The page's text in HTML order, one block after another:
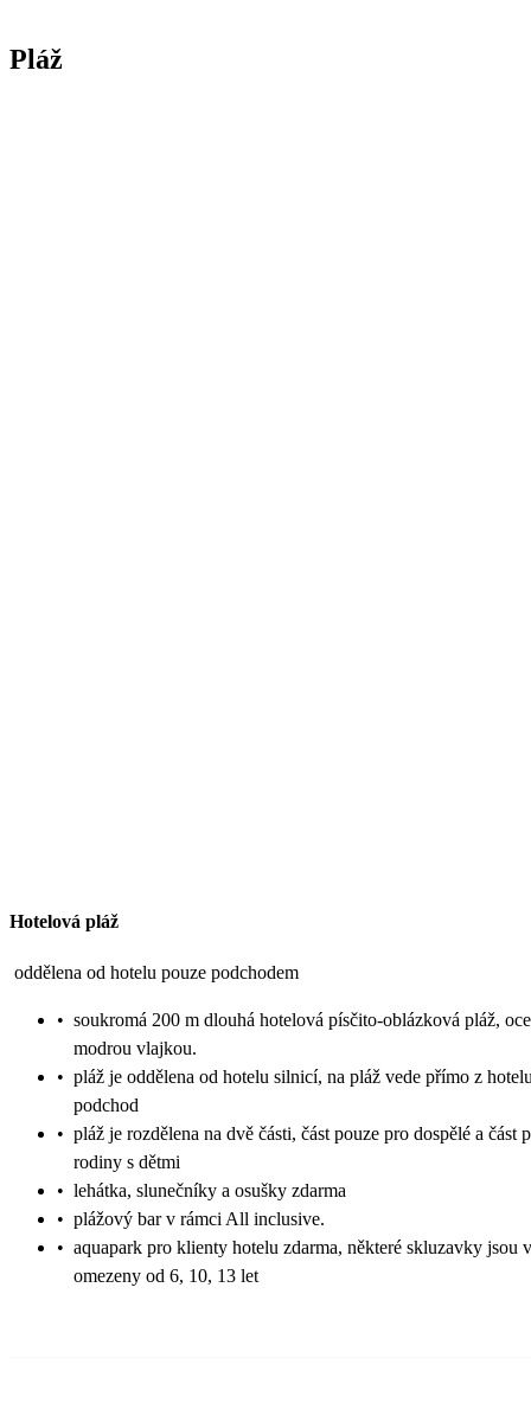
Pláž
Hotelová pláž
oddělena od hotelu pouze podchodem
• soukromá 200 m dlouhá hotelová písčito-oblázková pláž,
modrou vlajkou.
• pláž je oddělena od hotelu silnicí, na pláž vede přímo z
podchod
• pláž je rozdělena na dvě části, část pouze pro dospělé a část
rodiny s dětmi
• lehátka, slunečníky a osušky zdarma
• plážový bar v rámci All inclusive.
• aquapark pro klienty hotelu zdarma, některé skluzavky jsou
omezeny od 6, 10, 13 let